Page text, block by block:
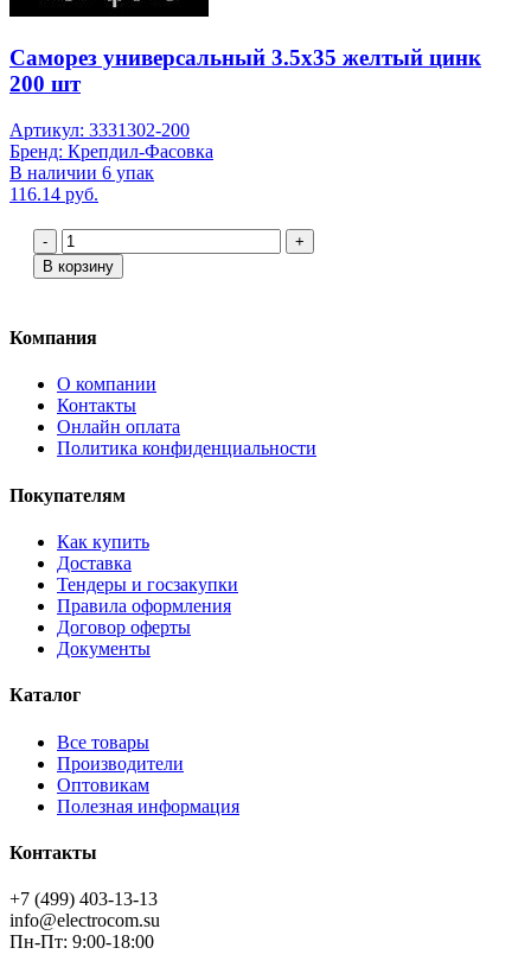
Саморез универсальный 3.5х35 желтый цинк
200 шт
Артикул: 3331302-200
Бренд: Крепдил-Фасовка
В наличии 6 упак
116.14 руб.
-
+
В корзину
Компания
О компании
Контакты
Онлайн оплата
Политика конфиденциальности
Покупателям
Как купить
Доставка
Тендеры и госзакупки
Правила оформления
Договор оферты
Документы
Каталог
Все товары
Производители
Оптовикам
Полезная информация
Контакты
+7 (499) 403-13-13
info@electrocom.su
Пн-Пт: 9:00-18:00